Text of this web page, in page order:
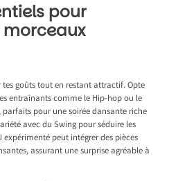
pour
goûts tout en restant attractif. Opte
entraînants comme le Hip-hop ou le
pour une soirée dansante riche
avec du Swing pour séduire les
peut intégrer des pièces
assurant une surprise agréable à